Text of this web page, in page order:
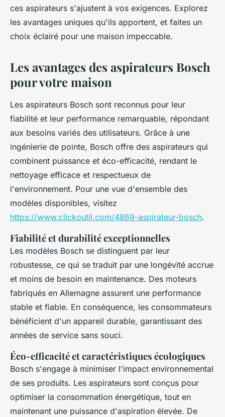
ces aspirateurs s'ajustent à vos exigences. Explorez
les avantages uniques qu'ils apportent, et faites un
choix éclairé pour une maison impeccable.
Les avantages des aspirateurs Bosch
pour votre maison
Les aspirateurs Bosch sont reconnus pour leur
fiabilité et leur performance remarquable, répondant
aux besoins variés des utilisateurs. Grâce à une
ingénierie de pointe, Bosch offre des aspirateurs qui
combinent puissance et éco-efficacité, rendant le
nettoyage efficace et respectueux de
l'environnement. Pour une vue d'ensemble des
modèles disponibles, visitez
https://www.clickoutil.com/4869-aspirateur-bosch.
Fiabilité et durabilité exceptionnelles
Les modèles Bosch se distinguent par leur
robustesse, ce qui se traduit par une longévité accrue
et moins de besoin en maintenance. Des moteurs
fabriqués en Allemagne assurent une performance
stable et fiable. En conséquence, les consommateurs
bénéficient d'un appareil durable, garantissant des
années de service sans souci.
Éco-efficacité et caractéristiques écologiques
Bosch s'engage à minimiser l'impact environnemental
de ses produits. Les aspirateurs sont conçus pour
optimiser la consommation énergétique, tout en
maintenant une puissance d'aspiration élevée. De